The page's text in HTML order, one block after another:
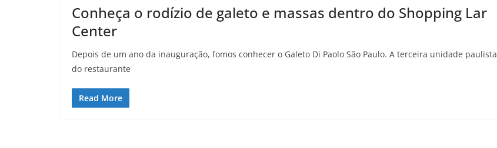
Conheça o rodízio de galeto e massas dentro do Shopping Lar
Center
Depois de um ano da inauguração, fomos conhecer o Galeto Di Paolo São Paulo. A terceira unidade paulista
do restaurante
Read More